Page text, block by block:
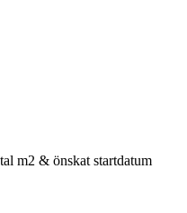
m2 & önskat startdatum